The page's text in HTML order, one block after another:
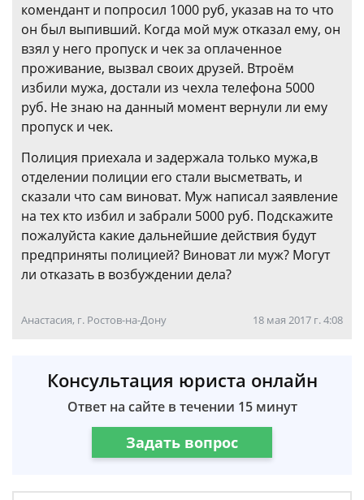
комендант и попросил 1000 руб, указав на то что
он был выпивший. Когда мой муж отказал ему, он
взял у него пропуск и чек за оплаченное
проживание, вызвал своих друзей. Втроём
избили мужа, достали из чехла телефона 5000
руб. Не знаю на данный момент вернули ли ему
пропуск и чек.
Полиция приехала и задержала только мужа,в
отделении полиции его стали высметвать, и
сказали что сам виноват. Муж написал заявление
на тех кто избил и забрали 5000 руб. Подскажите
пожалуйста какие дальнейшие действия будут
предприняты полицией? Виноват ли муж? Могут
ли отказать в возбуждении дела?
Анастасия, г. Ростов-на-Дону 18 мая 2017 г. 4:08
Консультация юриста онлайн
Ответ на сайте в течении 15 минут
Задать вопрос